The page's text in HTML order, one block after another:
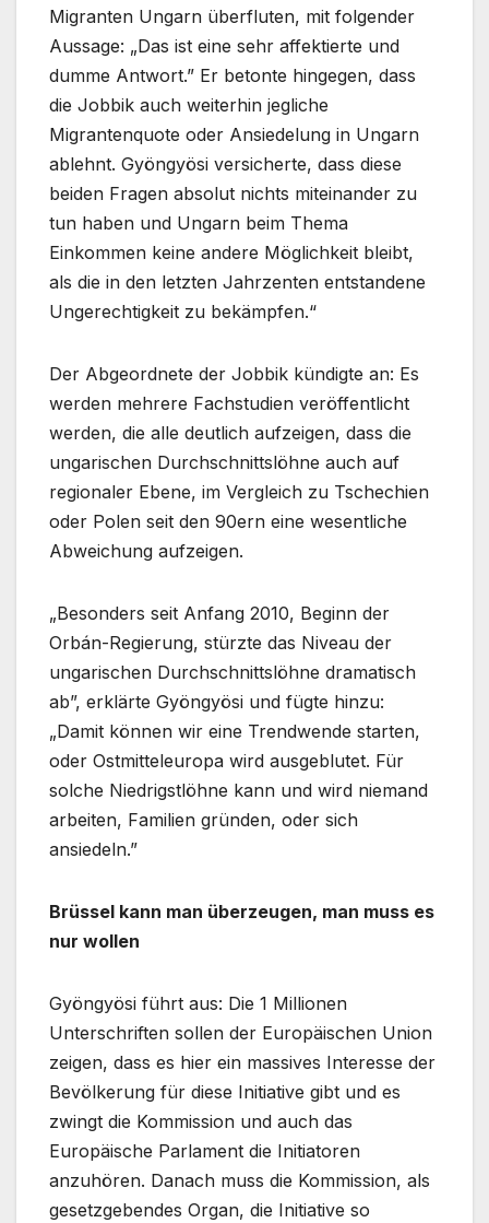
Migranten Ungarn überfluten, mit folgender
Aussage: „Das ist eine sehr affektierte und
dumme Antwort.” Er betonte hingegen, dass
die Jobbik auch weiterhin jegliche
Migrantenquote oder Ansiedelung in Ungarn
ablehnt. Gyöngyösi versicherte, dass diese
beiden Fragen absolut nichts miteinander zu
tun haben und Ungarn beim Thema
Einkommen keine andere Möglichkeit bleibt,
als die in den letzten Jahrzenten entstandene
Ungerechtigkeit zu bekämpfen.“
Der Abgeordnete der Jobbik kündigte an: Es
werden mehrere Fachstudien veröffentlicht
werden, die alle deutlich aufzeigen, dass die
ungarischen Durchschnittslöhne auch auf
regionaler Ebene, im Vergleich zu Tschechien
oder Polen seit den 90ern eine wesentliche
Abweichung aufzeigen.
„Besonders seit Anfang 2010, Beginn der
Orbán-Regierung, stürzte das Niveau der
ungarischen Durchschnittslöhne dramatisch
ab”, erklärte Gyöngyösi und fügte hinzu:
„Damit können wir eine Trendwende starten,
oder Ostmitteleuropa wird ausgeblutet. Für
solche Niedrigstlöhne kann und wird niemand
arbeiten, Familien gründen, oder sich
ansiedeln.”
Brüssel kann man überzeugen, man muss es
nur wollen
Gyöngyösi führt aus: Die 1 Millionen
Unterschriften sollen der Europäischen Union
zeigen, dass es hier ein massives Interesse der
Bevölkerung für diese Initiative gibt und es
zwingt die Kommission und auch das
Europäische Parlament die Initiatoren
anzuhören. Danach muss die Kommission, als
gesetzgebendes Organ, die Initiative so